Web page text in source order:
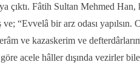
çıktı. Fâtih Sultan Mehmed
“Evvelâ bir arz odası yapılsın.
ve kazaskerim ve
acele hâller dışında vezirler